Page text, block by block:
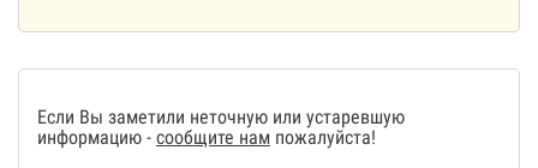
Если Вы заметили неточную или устаревшую
информацию - сообщите нам пожалуйста!